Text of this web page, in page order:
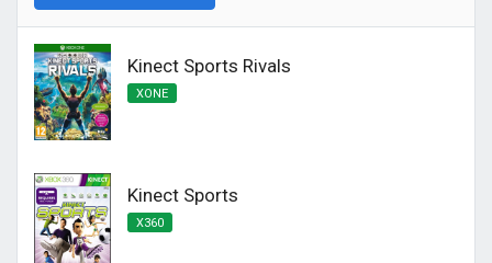
Kinect Sports Rivals
XONE
Kinect Sports
X360